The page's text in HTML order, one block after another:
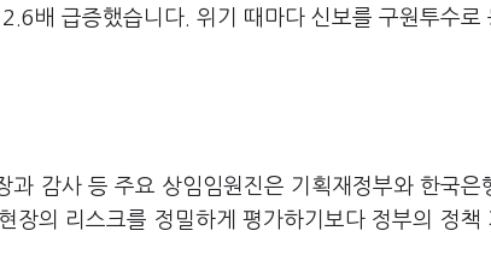
배 급증했습니다. 위기 때마다 신보를 구원투수로
감사 등 주요 상임임원진은 기획재정부와 한국은
장의 리스크를 정밀하게 평가하기보다 정부의 정책